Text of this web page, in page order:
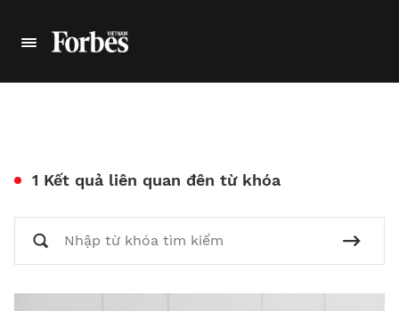
1 Kết quả liên quan đên từ khóa